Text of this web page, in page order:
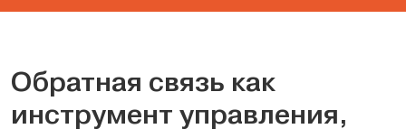
Обратная связь как
инструмент управления,